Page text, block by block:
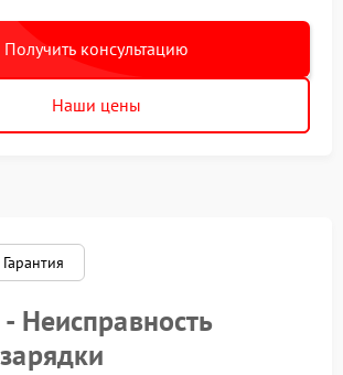
Получить консультацию
Наши цены
Гарантия
Неисправность